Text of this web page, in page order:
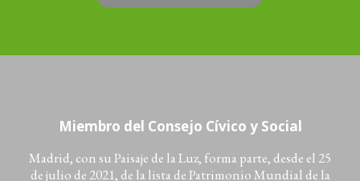
Miembro del Consejo Cívico y Social
Madrid, con su Paisaje de la Luz, forma parte, desde el 25
de julio de 2021, de la lista de Patrimonio Mundial de la